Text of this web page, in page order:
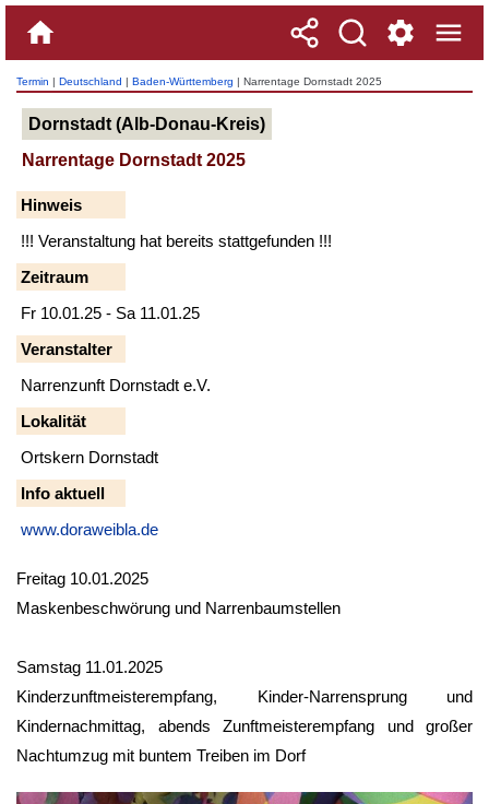
Termin | Deutschland | Baden-Württemberg | Narrentage Dornstadt 2025
Dornstadt (Alb-Donau-Kreis)
Narrentage Dornstadt 2025
Hinweis
!!! Veranstaltung hat bereits stattgefunden !!!
Zeitraum
Fr 10.01.25 - Sa 11.01.25
Veranstalter
Narrenzunft Dornstadt e.V.
Lokalität
Ortskern Dornstadt
Info aktuell
www.doraweibla.de
Freitag 10.01.2025
Maskenbeschwörung und Narrenbaumstellen
Samstag 11.01.2025
Kinderzunftmeisterempfang, Kinder-Narrensprung und
Kindernachmittag, abends Zunftmeisterempfang und großer
Nachtumzug mit buntem Treiben im Dorf